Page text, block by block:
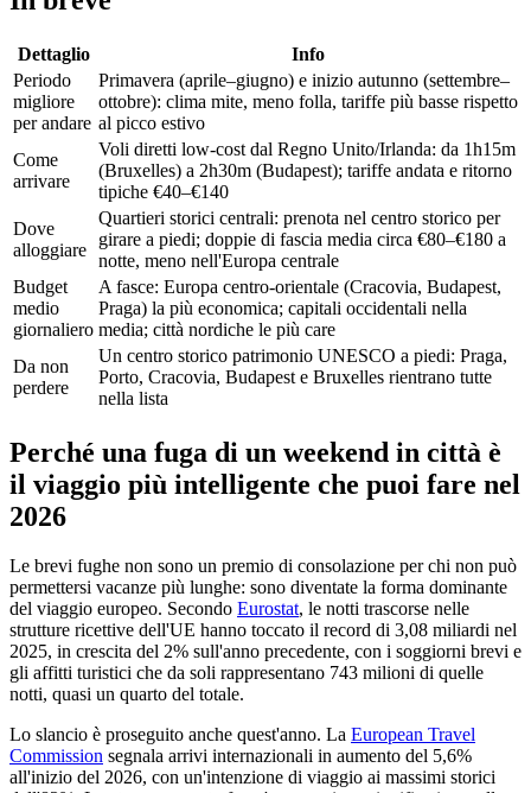
Dettaglio
Info
Periodo
migliore
per andare
Primavera (aprile–giugno) e inizio autunno (settembre–
ottobre): clima mite, meno folla, tariffe più basse rispetto
al picco estivo
Come
arrivare
Voli diretti low-cost dal Regno Unito/Irlanda: da 1h15m
(Bruxelles) a 2h30m (Budapest); tariffe andata e ritorno
tipiche €40–€140
Dove
alloggiare
Quartieri storici centrali: prenota nel centro storico per
girare a piedi; doppie di fascia media circa €80–€180 a
notte, meno nell'Europa centrale
Budget
medio
giornaliero
A fasce: Europa centro-orientale (Cracovia, Budapest,
Praga) la più economica; capitali occidentali nella
media; città nordiche le più care
Da non
perdere
Un centro storico patrimonio UNESCO a piedi: Praga,
Porto, Cracovia, Budapest e Bruxelles rientrano tutte
nella lista
Perché una fuga di un weekend in città è
il viaggio più intelligente che puoi fare nel
2026
Le brevi fughe non sono un premio di consolazione per chi non può
permettersi vacanze più lunghe: sono diventate la forma dominante
del viaggio europeo. Secondo Eurostat, le notti trascorse nelle
strutture ricettive dell'UE hanno toccato il record di 3,08 miliardi nel
2025, in crescita del 2% sull'anno precedente, con i soggiorni brevi e
gli affitti turistici che da soli rappresentano 743 milioni di quelle
notti, quasi un quarto del totale.
Lo slancio è proseguito anche quest'anno. La European Travel
Commission segnala arrivi internazionali in aumento del 5,6%
all'inizio del 2026, con un'intenzione di viaggio ai massimi storici